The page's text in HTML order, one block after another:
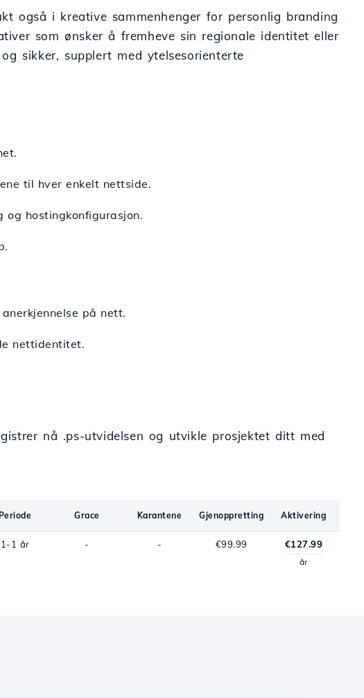
også i kreative sammenhenger for personlig branding
som ønsker å fremheve sin regionale identitet eller
sikker, supplert med ytelsesorienterte
til hver enkelt nettside.
hostingkonfigurasjon.
på nett.
nettidentitet.
nå .ps-utvidelsen og utvikle prosjektet ditt med
Periode Grace Karantene Gjenoppretting Aktivering
1-1 år - - €99.99 €127.99
år